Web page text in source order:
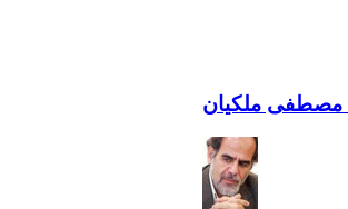
مصطفی ملکیان